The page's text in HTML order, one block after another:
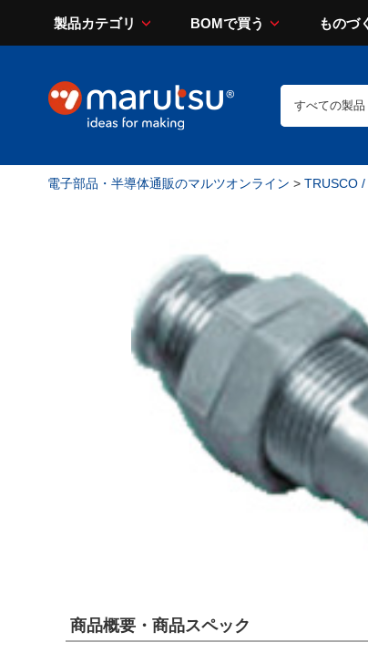
製品カテゴリ BOMで買う ものづ
電子部品・半導体通販のマルツオンライン > TRUSCO /
商品概要・商品スペック